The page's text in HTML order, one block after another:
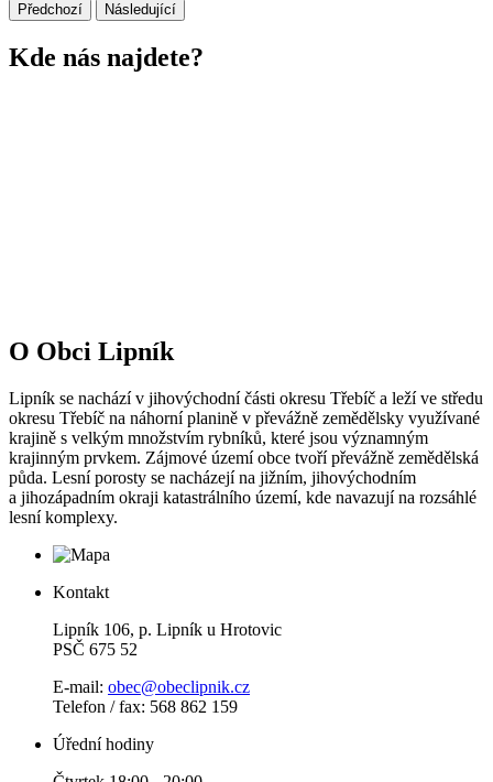
Předchozí Následující
Kde nás najdete?
O Obci Lipník
Lipník se nachází v jihovýchodní části okresu Třebíč a leží ve středu
okresu Třebíč na náhorní planině v převážně zemědělsky využívané
krajině s velkým množstvím rybníků, které jsou významným
krajinným prvkem. Zájmové území obce tvoří převážně zemědělská
půda. Lesní porosty se nacházejí na jižním, jihovýchodním
a jihozápadním okraji katastrálního území, kde navazují na rozsáhlé
lesní komplexy.
Kontakt
Lipník 106, p. Lipník u Hrotovic
PSČ 675 52
E-mail: obec@obeclipnik.cz
Telefon / fax: 568 862 159
Úřední hodiny